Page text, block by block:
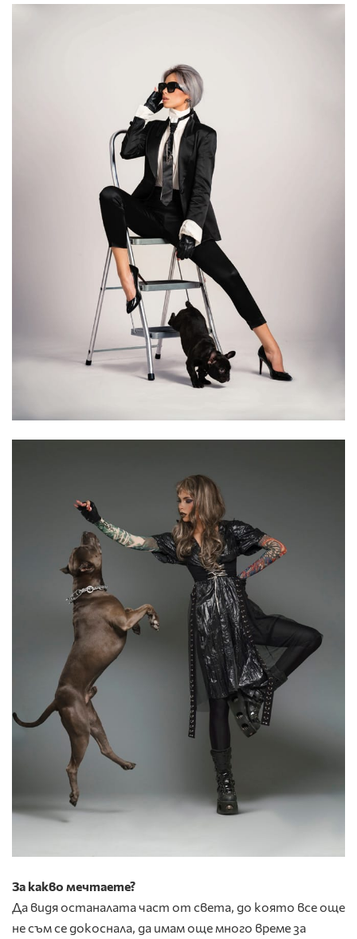
За какво мечтаете?
Да видя останалата част от света, до която все още
не съм се докоснала, да имам още много време за